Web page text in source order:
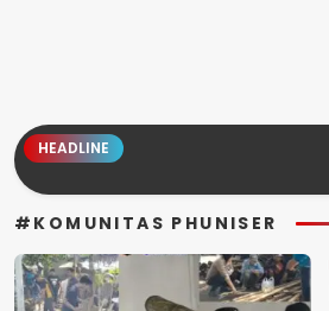
HEADLINE
#KOMUNITAS PHUNISER